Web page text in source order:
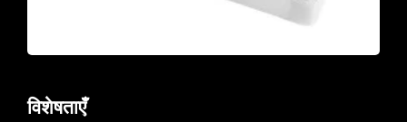
विशेषताएँ